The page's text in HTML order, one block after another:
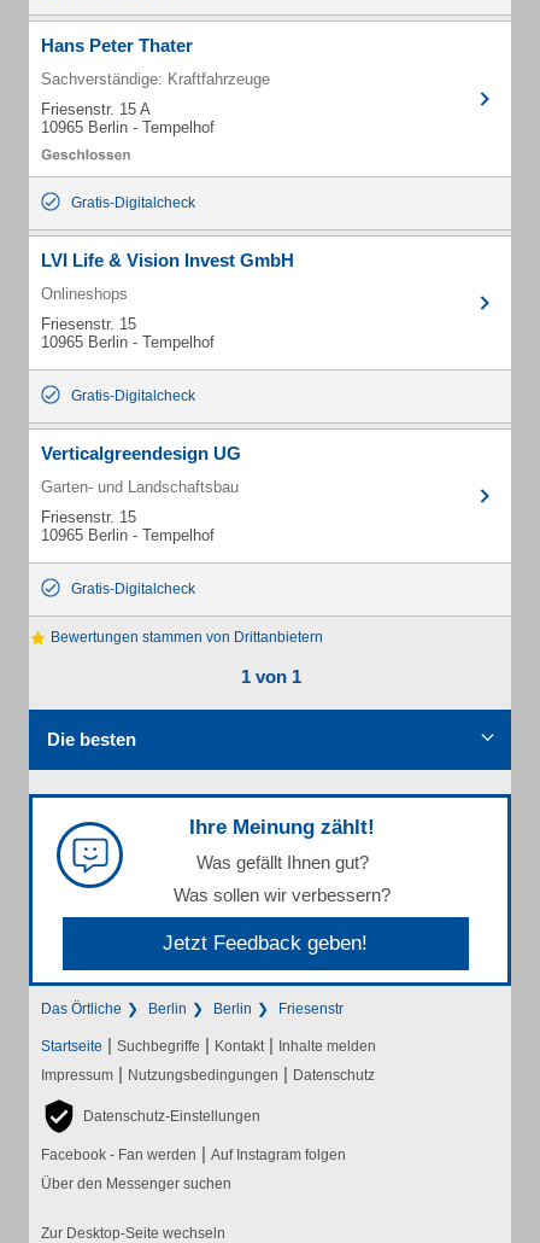
Hans Peter Thater
Sachverständige: Kraftfahrzeuge
Friesenstr. 15 A
10965 Berlin - Tempelhof
Gratis-Digitalcheck
LVI Life & Vision Invest GmbH
Onlineshops
Friesenstr. 15
10965 Berlin - Tempelhof
Gratis-Digitalcheck
Verticalgreendesign UG
Garten- und Landschaftsbau
Friesenstr. 15
10965 Berlin - Tempelhof
Gratis-Digitalcheck
Bewertungen stammen von Drittanbietern
1 von 1
Die besten
Ihre Meinung zählt!
Was gefällt Ihnen gut?
Was sollen wir verbessern?
Jetzt Feedback geben!
Das Örtliche Berlin Berlin Friesenstr
Startseite | Suchbegriffe | Kontakt | Inhalte melden
Impressum | Nutzungsbedingungen | Datenschutz
Datenschutz-Einstellungen
Facebook - Fan werden | Auf Instagram folgen
Über den Messenger suchen
Zur Desktop-Seite wechseln